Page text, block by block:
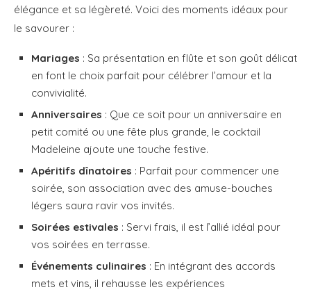
élégance et sa légèreté. Voici des moments idéaux pour
le savourer :
Mariages : Sa présentation en flûte et son goût délicat
en font le choix parfait pour célébrer l’amour et la
convivialité.
Anniversaires : Que ce soit pour un anniversaire en
petit comité ou une fête plus grande, le cocktail
Madeleine ajoute une touche festive.
Apéritifs dînatoires : Parfait pour commencer une
soirée, son association avec des amuse-bouches
légers saura ravir vos invités.
Soirées estivales : Servi frais, il est l’allié idéal pour
vos soirées en terrasse.
Événements culinaires : En intégrant des accords
mets et vins, il rehausse les expériences